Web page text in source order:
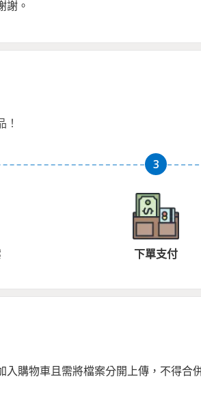
謝。
下單支付
購物車且需將檔案分開上傳，不得合